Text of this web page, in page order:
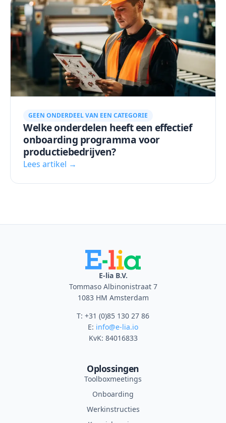
GEEN ONDERDEEL VAN EEN CATEGORIE
Welke onderdelen heeft een effectief
onboarding programma voor
productiebedrijven?
Lees artikel →
E-lia B.V.
Tommaso Albinonistraat 7
1083 HM Amsterdam
T: +31 (0)85 130 27 86
E: info@e-lia.io
KvK: 84016833
Oplossingen
Toolboxmeetings
Onboarding
Werkinstructies